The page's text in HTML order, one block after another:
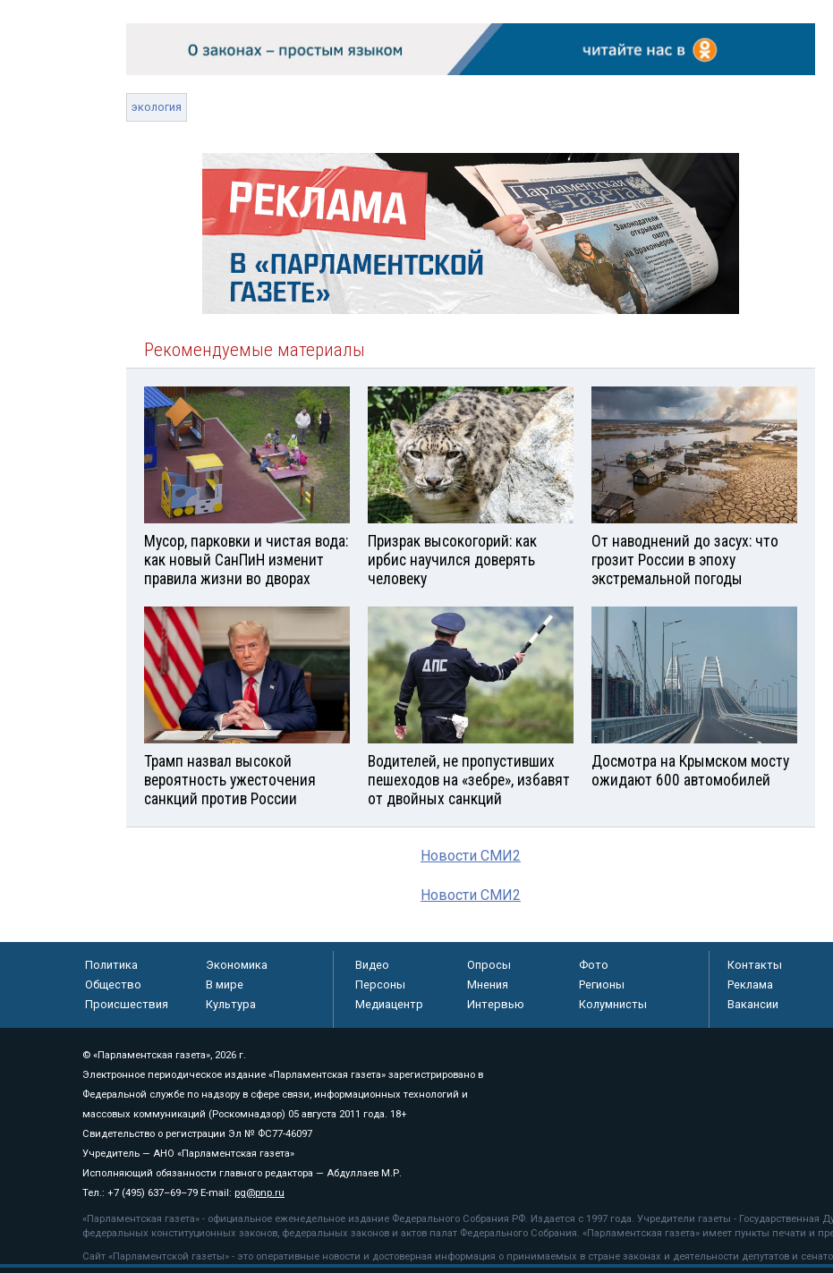
экология
Рекомендуемые материалы
Мусор, парковки и чистая вода:
как новый СанПиН изменит
правила жизни во дворах
Призрак высокогорий: как
ирбис научился доверять
человеку
От наводнений до засух: что
грозит России в эпоху
экстремальной погоды
Трамп назвал высокой
вероятность ужесточения
санкций против России
Водителей, не пропустивших
пешеходов на «зебре», избавят
от двойных санкций
Досмотра на Крымском мосту
ожидают 600 автомобилей
Новости СМИ2
Новости СМИ2
Политика
Экономика
Общество
В мире
Происшествия
Культура
Видео Опросы
Фото
Персоны
Мнения
Регионы
Медиацентр
Интервью Колумнисты
Контакты
Реклама
Вакансии
© «Парламентская газета», 2026 г.
Электронное периодическое издание «Парламентская газета» зарегистрировано в
Федеральной службе по надзору в сфере связи, информационных технологий и
массовых коммуникаций (Роскомнадзор) 05 августа 2011 года. 18+
Свидетельство о регистрации Эл № ФС77-46097
Учредитель — АНО «Парламентская газета»
Исполняющий обязанности главного редактора — Абдуллаев М.Р.
Тел.: +7 (495) 637–69–79 E-mail: pg@pnp.ru
«Парламентская газета» - официальное еженедельное издание Федерального Собрания РФ. Издается с 1997 года. Учредители газеты -
федеральных конституционных законов, федеральных законов и актов палат Федерального Собрания. «Парламентская газета» имеет пункты печати и
Сайт «Парламентской газеты» - это оперативные новости и достоверная информация о принимаемых в стране законах и деятельности депутатов и